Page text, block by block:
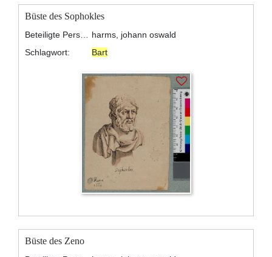
Büste des Sophokles
harms, johann oswald
Schlagwort:
Bart
Büste des Zeno